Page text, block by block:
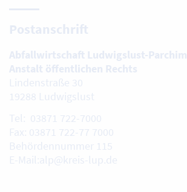
Postanschrift
Abfallwirtschaft Ludwigslust-Parchim
Anstalt öffentlichen Rechts
Lindenstraße 30
19288 Ludwigslust
Tel: 03871 722-7000
Fax: 03871 722-77 7000
Behördennummer 115
E-Mail:alp@kreis-lup.de